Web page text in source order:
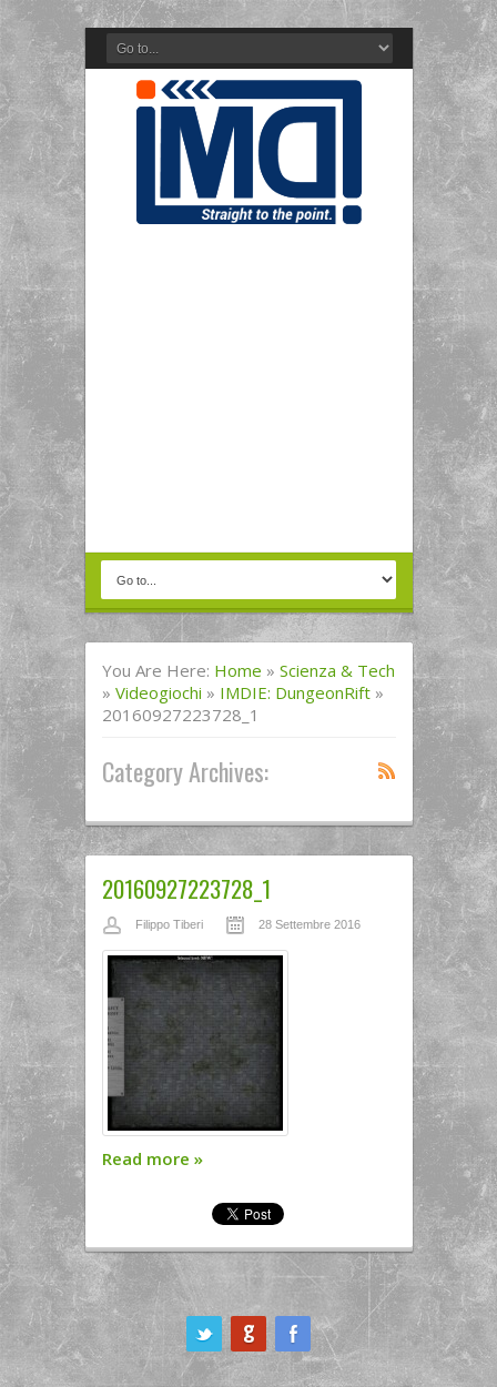
You Are Here: Home » Scienza & Tech
» Videogiochi » IMDIE: DungeonRift »
20160927223728_1
Category Archives:
20160927223728_1
Filippo Tiberi 28 Settembre 2016
Read more »